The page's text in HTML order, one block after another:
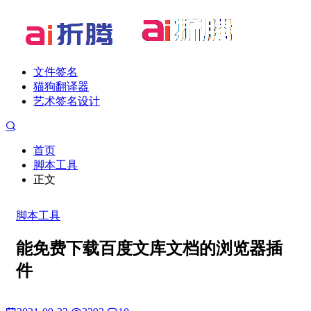
文件签名
猫狗翻译器
艺术签名设计
首页
脚本工具
正文
脚本工具
能免费下载百度文库文档的浏览器插
件